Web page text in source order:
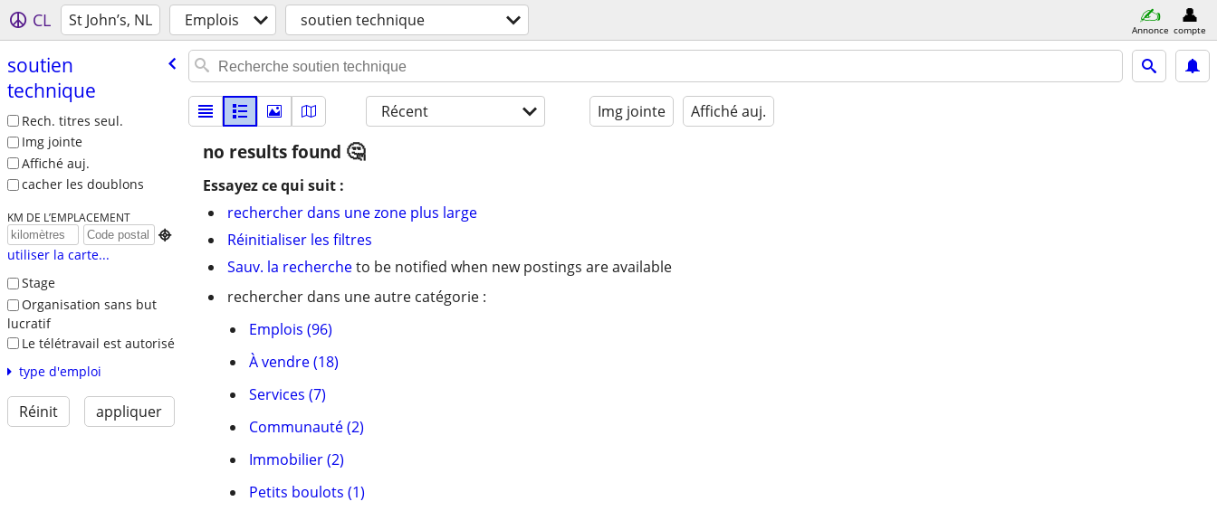
CL St John’s, NL Emplois soutien technique Annonce compte
soutien
technique
Rech. titres seul.
Img jointe
Affiché auj.
cacher les doublons
KM DE L’EMPLACEMENT

utiliser la carte...
Stage
Organisation sans but
lucratif
Le télétravail est autorisé
type d'emploi
Réinit appliquer
Récent Img jointe Affiché auj.
no results found
Essayez ce qui suit :
rechercher dans une zone plus large
Réinitialiser les filtres
Sauv. la rechercheto be notified when new postings are available
rechercher dans une autre catégorie :
Emplois (96)
À vendre (18)
Services (7)
Communauté (2)
Immobilier (2)
Petits boulots (1)